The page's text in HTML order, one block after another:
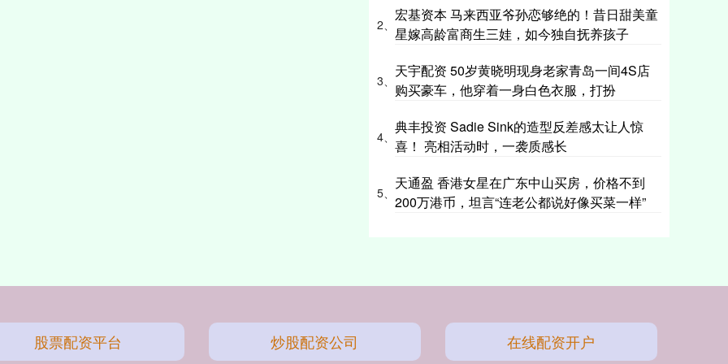
2、
宏基资本 马来西亚爷孙恋够绝的！昔日甜美童
星嫁高龄富商生三娃，如今独自抚养孩子
3、
天宇配资 50岁黄晓明现身老家青岛一间4S店
购买豪车，他穿着一身白色衣服，打扮
4、
典丰投资 Sadie Sink的造型反差感太让人惊
喜！ 亮相活动时，一袭质感长
5、
天通盈 香港女星在广东中山买房，价格不到
200万港币，坦言“连老公都说好像买菜一样”
股票配资平台 炒股配资公司 在线配资开户